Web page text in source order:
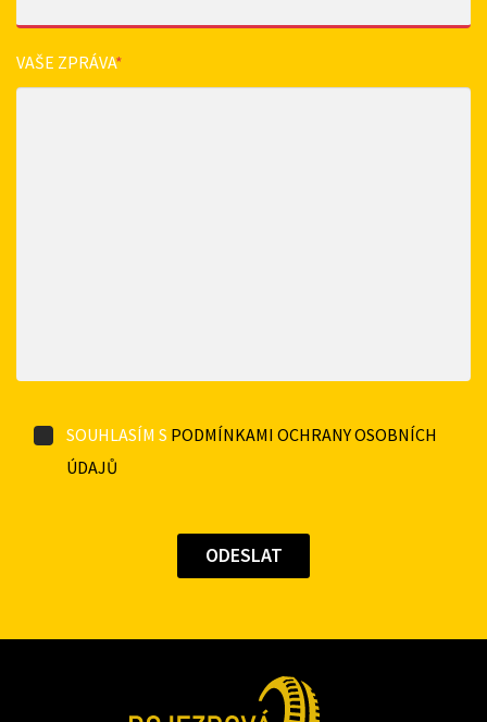
VAŠE ZPRÁVA*
SOUHLASÍM S PODMÍNKAMI OCHRANY OSOBNÍCH
ÚDAJŮ